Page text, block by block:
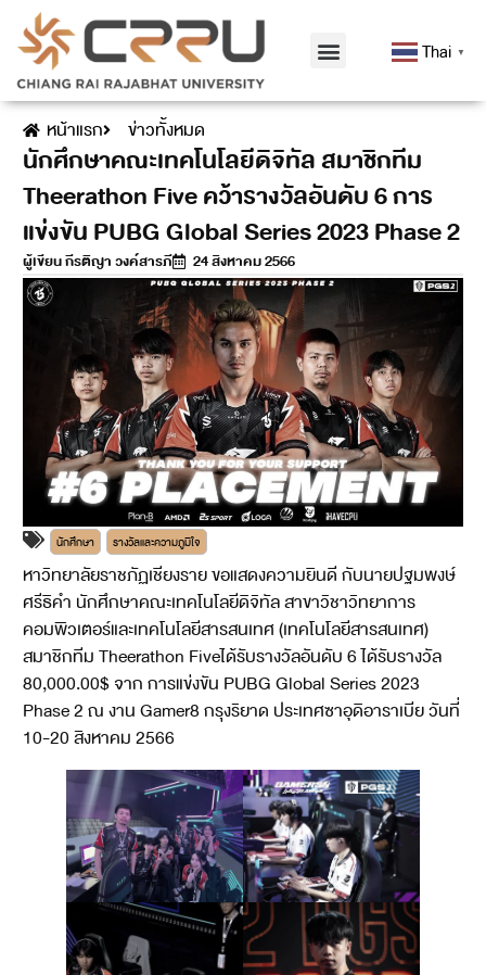
Thai ▼
หน้าแรก ข่าวทั้งหมด
นักศึกษาคณะเทคโนโลยีดิจิทัล สมาชิกทีม
Theerathon Five คว้ารางวัลอันดับ 6 การ
แข่งขัน PUBG Global Series 2023 Phase 2
ผู้เขียนกีรติญา วงค์สารภี 24 สิงหาคม 2566
นักศึกษา รางวัลและความภูมิใจ
หาวิทยาลัยราชภัฏเชียงราย ขอแสดงความยินดี กับนายปฐมพงษ์
ศรีธิคำ นักศึกษาคณะเทคโนโลยีดิจิทัล สาขาวิชาวิทยาการ
คอมพิวเตอร์และเทคโนโลยีสารสนเทศ (เทคโนโลยีสารสนเทศ)
สมาชิกทีม Theerathon Fiveได้รับรางวัลอันดับ 6 ได้รับรางวัล
80,000.00$ จาก การแข่งขัน PUBG Global Series 2023
Phase 2 ณ งาน Gamer8 กรุงริยาด ประเทศซาอุดิอาราเบีย วันที่
10-20 สิงหาคม 2566